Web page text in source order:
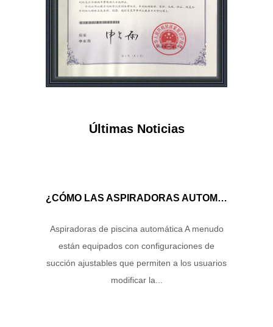
Últimas Noticias
¿CÓMO LAS ASPIRADORAS AUTOMÁTICAS DE LA PISCINA MANEJAN EL FLUJO DE AGUA Y LA ENERGÍA DE SUCCIÓN PARA GARANTIZAR UN RENDIMIENTO DE LIMPIEZA ÓPTIMO?
Aspiradoras de piscina automática A menudo
están equipados con configuraciones de
succión ajustables que permiten a los usuarios
modificar la...